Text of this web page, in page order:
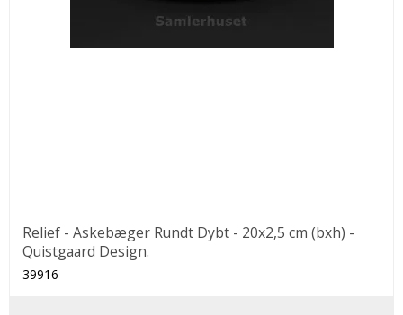
Relief - Askebæger Rundt Dybt - 20x2,5 cm (bxh) -
Quistgaard Design.
39916